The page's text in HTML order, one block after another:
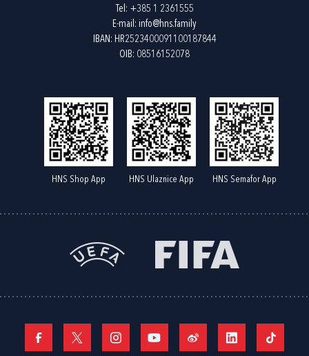
Tel: +385 1 2361555
E-mail: info@hns.family
IBAN: HR2523400091100187844
OIB: 08516152078
HNS Shop App HNS Ulaznice App HNS Semafor App